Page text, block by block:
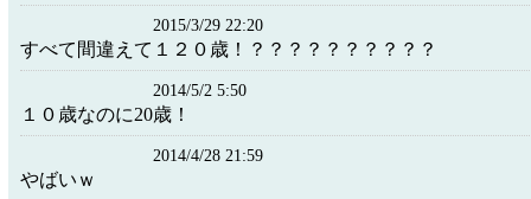
2015/3/29 22:20
すべて間違えて１２０歳！？？？？？？？？？？
2014/5/2 5:50
１０歳なのに20歳！
2014/4/28 21:59
やばいｗ